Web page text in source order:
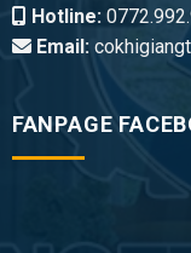
Hotline:
Email:
FANPAGE